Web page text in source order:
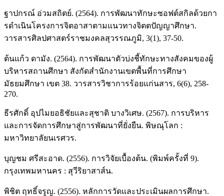
ฐาปกรณ์ อ่วมสถิตย์. (2564). การพัฒนาทักษะซอฟต์สกิลด้วยกา
รดำเนินโครงการจิตอาสาตามแนวทางจิตตปัญญาศึกษา.
วารสารศิลปศาสตร์ราชมงคลสุวรรณภูมิ, 3(1), 37-50.
ต้นแก้ว ดามัง. (2564). การพัฒนาตัวบ่งชี้ทักษะทางสังคมของผู้
บริหารสถานศึกษา สังกัดสำนักงานเขตพื้นที่การศึกษา
มัธยมศึกษา เขต 38. วารสารวิชาการร้อยแก่นสาร, 6(6), 258-
270.
ธีรศักดิ์ อุปไมยอธิชัยและสุชาติ บางวิเศษ. (2567). การบริหาร
และการจัดการศึกษาสู่การพัฒนาที่ยั่งยืน. พิษณุโลก :
มหาวิทยาลัยนเรศวร.
บุญชม ศรีสะอาด. (2556). การวิจัยเบื้องต้น. (พิมพ์ครั้งที่ 9).
กรุงเทพมหานคร : สุวีริยาสาส์น.
พิชิต ฤทธิ์จรูญ. (2556). หลักการวัดและประเมินผลการศึกษา.